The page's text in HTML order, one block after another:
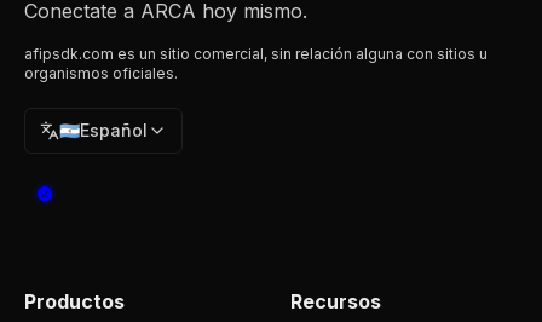
Conectate a ARCA hoy mismo.
afipsdk.com es un sitio comercial, sin relación alguna con sitios u
organismos oficiales.
🇦🇷Español
Productos
Recursos